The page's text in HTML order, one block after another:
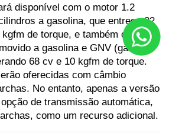
disponível com o motor 1.2
a gasolina, que entrega 82
de torque, e também com o
a gasolina e GNV (gás
68 cv e 10 kgfm de torque.
oferecidas com câmbio
No entanto, apenas a versão
de transmissão automática,
como um recurso adicional.